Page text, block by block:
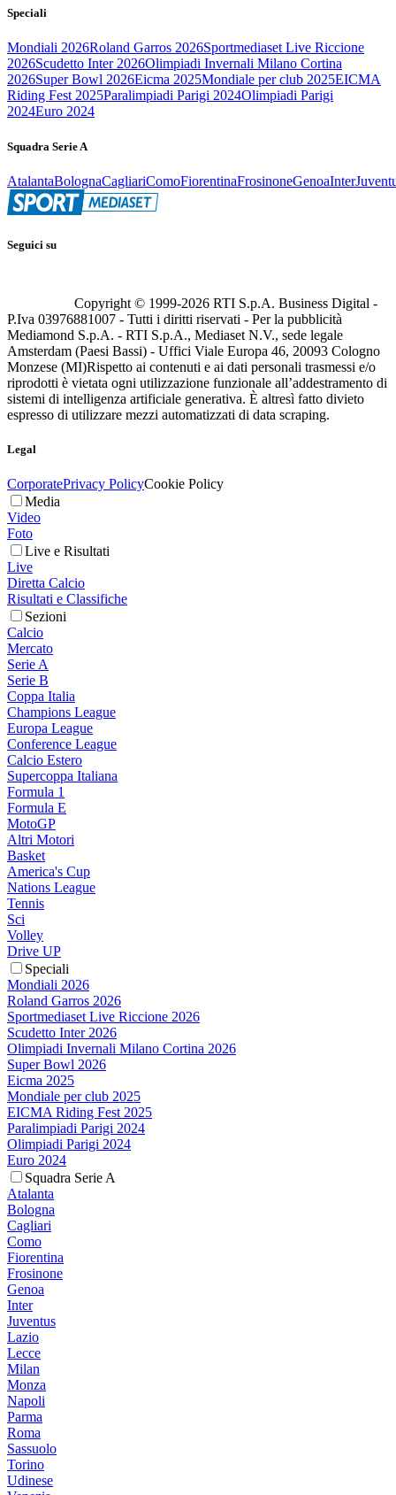
Speciali
Mondiali 2026Roland Garros 2026Sportmediaset Live Riccione
2026Scudetto Inter 2026Olimpiadi Invernali Milano Cortina
2026Super Bowl 2026Eicma 2025Mondiale per club 2025EICMA
Riding Fest 2025Paralimpiadi Parigi 2024Olimpiadi Parigi
2024Euro 2024
Squadra Serie A
AtalantaBolognaCagliariComoFiorentinaFrosinoneGenoaInter
Seguici su
Copyright © 1999-2026 RTI S.p.A. Business Digital -
P.Iva 03976881007 - Tutti i diritti riservati - Per la pubblicità
Mediamond S.p.A. - RTI S.p.A., Mediaset N.V., sede legale
Amsterdam (Paesi Bassi) - Uffici Viale Europa 46, 20093 Cologno
Monzese (MI)Rispetto ai contenuti e ai dati personali trasmessi e/o
riprodotti è vietata ogni utilizzazione funzionale all’addestramento di
sistemi di intelligenza artificiale generativa. È altresì fatto divieto
espresso di utilizzare mezzi automatizzati di data scraping.
Legal
CorporatePrivacy PolicyCookie Policy
Media
Video
Foto
Live e Risultati
Live
Diretta Calcio
Risultati e Classifiche
Sezioni
Calcio
Mercato
Serie A
Serie B
Coppa Italia
Champions League
Europa League
Conference League
Calcio Estero
Supercoppa Italiana
Formula 1
Formula E
MotoGP
Altri Motori
Basket
America's Cup
Nations League
Tennis
Sci
Volley
Drive UP
Speciali
Mondiali 2026
Roland Garros 2026
Sportmediaset Live Riccione 2026
Scudetto Inter 2026
Olimpiadi Invernali Milano Cortina 2026
Super Bowl 2026
Eicma 2025
Mondiale per club 2025
EICMA Riding Fest 2025
Paralimpiadi Parigi 2024
Olimpiadi Parigi 2024
Euro 2024
Squadra Serie A
Atalanta
Bologna
Cagliari
Como
Fiorentina
Frosinone
Genoa
Inter
Juventus
Lazio
Lecce
Milan
Monza
Napoli
Parma
Roma
Sassuolo
Torino
Udinese